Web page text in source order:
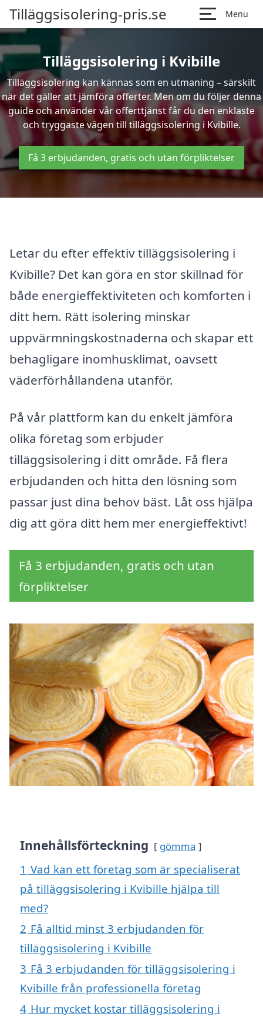
Tilläggsisolering-pris.se Menu
Tilläggsisolering i Kvibille
Tilläggsisolering kan kännas som en utmaning – särskilt
när det gäller att jämföra offerter. Men om du följer denna
guide och använder vår offerttjänst får du den enklaste
och tryggaste vägen till tilläggsisolering i Kvibille.
Få 3 erbjudanden, gratis och utan förpliktelser
Letar du efter effektiv tilläggsisolering i
Kvibille? Det kan göra en stor skillnad för
både energieffektiviteten och komforten i
ditt hem. Rätt isolering minskar
uppvärmningskostnaderna och skapar ett
behagligare inomhusklimat, oavsett
väderförhållandena utanför.
På vår plattform kan du enkelt jämföra
olika företag som erbjuder
tilläggsisolering i ditt område. Få flera
erbjudanden och hitta den lösning som
passar just dina behov bäst. Låt oss hjälpa
dig att göra ditt hem mer energieffektivt!
Få 3 erbjudanden, gratis och utan
förpliktelser
Innehållsförteckning gömma
1 Vad kan ett företag som är specialiserat
på tilläggsisolering i Kvibille hjälpa till
med?
2 Få alltid minst 3 erbjudanden för
tilläggsisolering i Kvibille
3 Få 3 erbjudanden för tilläggsisolering i
Kvibille från professionella företag
4 Hur mycket kostar tilläggsisolering i